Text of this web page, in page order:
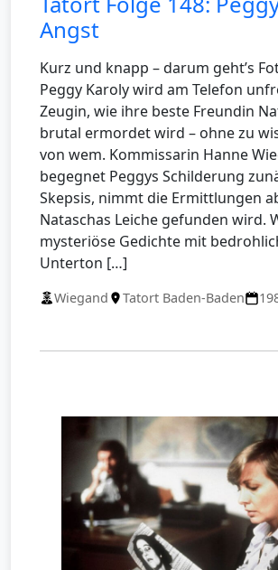
Angst
Kurz und knapp – darum geht’s
Peggy Karoly wird am Telefon
Zeugin, wie ihre beste Freundin
brutal ermordet wird – ohne zu
von wem. Kommissarin Hanne
begegnet Peggys Schilderung
Skepsis, nimmt die Ermittlungen
Nataschas Leiche gefunden wird.
mysteriöse Gedichte mit
Unterton […]
Wiegand Tatort Baden-Baden